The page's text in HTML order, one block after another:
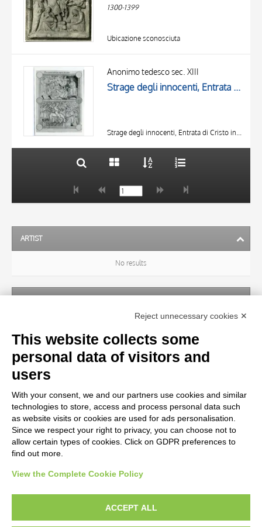
1300-1399
Ubicazione sconosciuta
Anonimo tedesco sec. XIII
Strage degli innocenti, Entrata di Cristo in Gerusalemme
Strage degli innocenti, Entrata di Cristo in Gerusalemme
TITLE
AUTHOR
OBJECT
20 RESULTS
ARTIST
No results
OBJECT
LOCATION
CENTURY
diritto d’autore, legge 22 aprile 1941 n. 633. I diritti degli autori, degli artisti e
Reject unnecessary cookies ✕
This website collects some
personal data of visitors and
users
With your consent, we and our partners use cookies and similar
technologies to store, access and process personal data such
as website visits or cookies are used for ads personalisation.
Since we respect your right to privacy, you can choose not to
allow certain types of cookies. Click on GDPR preferences to
find out more.
View the Complete Cookie Policy
ACCEPT ALL